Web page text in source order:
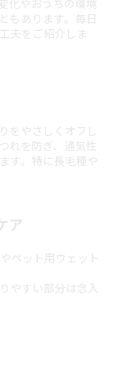
化やおうちの環境
もあります。毎日
夫をご紹介しま
をやさしくオフし
れを防ぎ、通気性
す。特に長毛種や
ア
ペット用ウェット
やすい部分は念入